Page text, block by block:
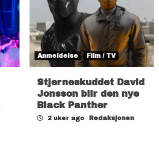
Anmeldelse Film / TV
Stjerneskuddet David
Jonsson blir den nye
Black Panther
2 uker ago Redaksjonen